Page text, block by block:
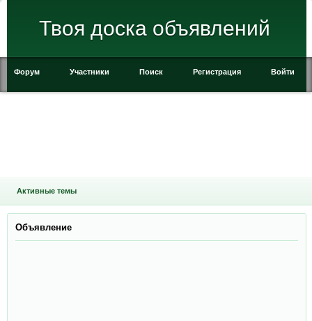
Твоя доска объявлений
Форум Участники Поиск Регистрация Войти
Активные темы
Объявление